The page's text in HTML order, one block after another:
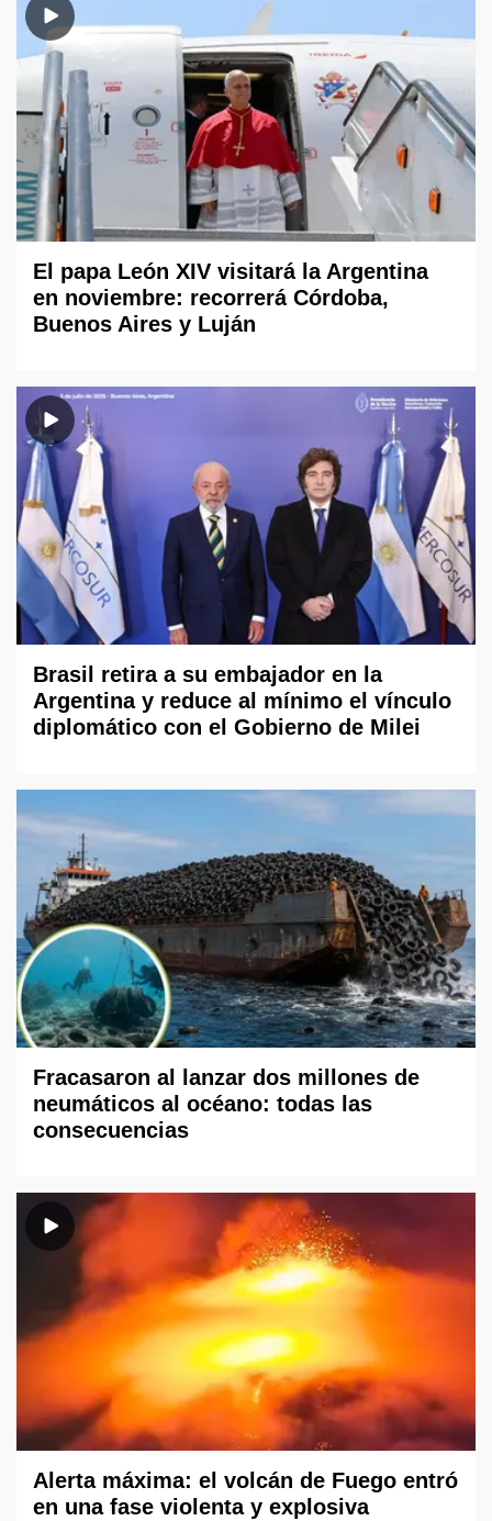
El papa León XIV visitará la Argentina
en noviembre: recorrerá Córdoba,
Buenos Aires y Luján
Brasil retira a su embajador en la
Argentina y reduce al mínimo el vínculo
diplomático con el Gobierno de Milei
Fracasaron al lanzar dos millones de
neumáticos al océano: todas las
consecuencias
Alerta máxima: el volcán de Fuego entró
en una fase violenta y explosiva